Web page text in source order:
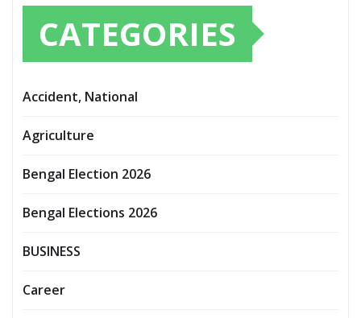
CATEGORIES
Accident, National
Agriculture
Bengal Election 2026
Bengal Elections 2026
BUSINESS
Career